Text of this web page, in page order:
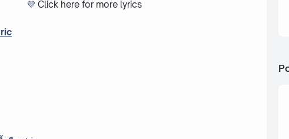
💜 Click here for more lyrics